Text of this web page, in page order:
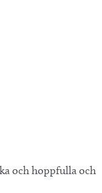
och hoppfulla och